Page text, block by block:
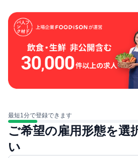
最短1分で登録できます
ご希望の雇用形態を選
い